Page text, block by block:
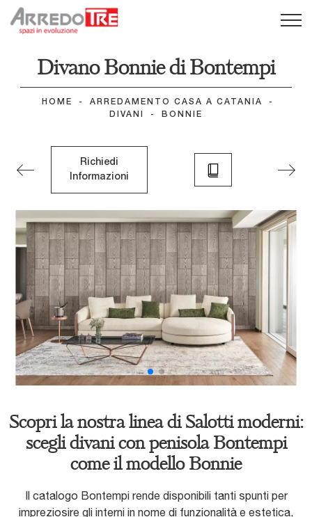
Divano Bonnie di Bontempi
HOME - ARREDAMENTO CASA A CATANIA
-
DIVANI
- BONNIE
Richiedi
Informazioni
Scopri la nostra linea di Salotti moderni:
scegli divani con penisola Bontempi
come il modello Bonnie
Il catalogo Bontempi rende disponibili tanti spunti per
impreziosire gli interni in nome di funzionalità e estetica,